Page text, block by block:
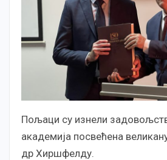
Пољаци су изнели
академија посвећена
др Хиршфелду.